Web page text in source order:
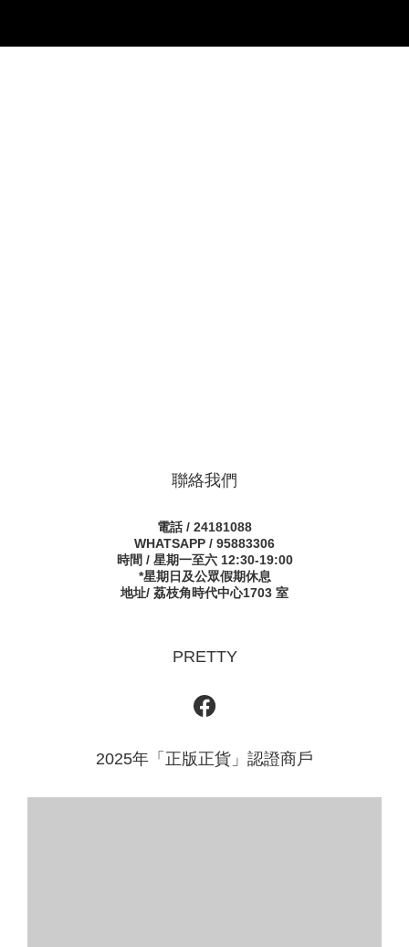
聯絡我們
電話 / 24181088
WHATSAPP / 95883306
時間 / 星期一至六 12:30-19:00
*星期日及公眾假期休息
地址/ 荔枝角時代中心1703 室
PRETTY
2025年「正版正貨」認證商戶